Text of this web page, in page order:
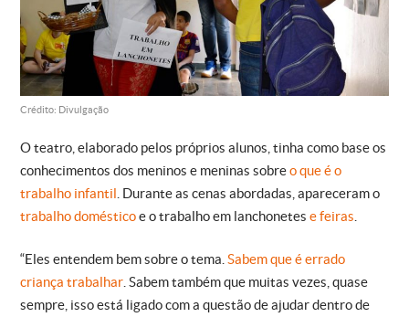
Crédito: Divulgação
O teatro, elaborado pelos próprios alunos, tinha como base os
conhecimentos dos meninos e meninas sobreo que é o
trabalho infantil . Durante as cenas abordadas, apareceram o
trabalho domésticoe o trabalho em lanchonetes e feiras
“Eles entendem bem sobre o tema. Sabem que é errado
criança trabalhar . Sabem também que muitas vezes, quase
sempre, isso está ligado com a questão de ajudar dentro de